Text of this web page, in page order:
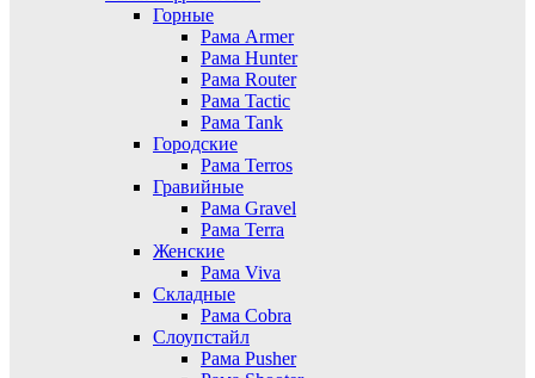
Горные
Рама Armer
Рама Hunter
Рама Router
Рама Tactic
Рама Tank
Городские
Рама Terros
Гравийные
Рама Gravel
Рама Terra
Женские
Рама Viva
Складные
Рама Cobra
Слоупстайл
Рама Pusher